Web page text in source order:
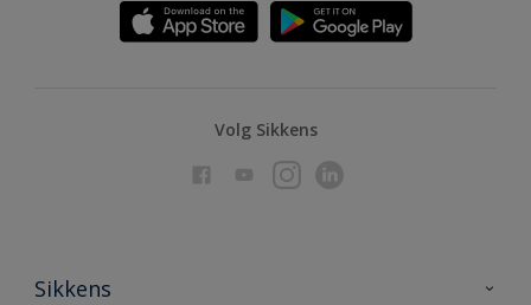
Volg Sikkens
Sikkens